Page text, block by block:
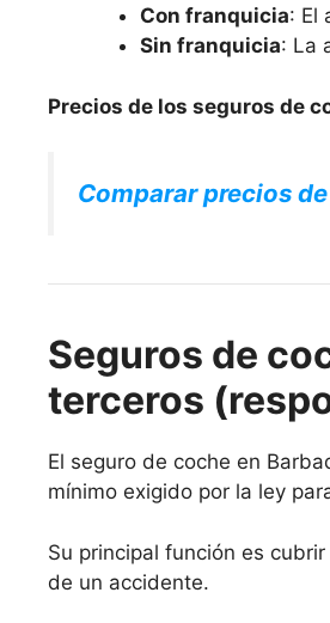
Con franquicia: El
Sin franquicia: La
Precios de los seguros de
Comparar precios
Seguros de
terceros
El seguro de coche en
mínimo exigido por la ley
Su principal función es
de un accidente.